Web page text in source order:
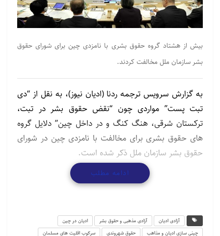
بیش از هشتاد گروه حقوق بشری با نامزدی چین برای شورای حقوق
بشر سازمان ملل مخالفت کردند.
به گزارش سرویس ترجمه ردنا (ادیان نیوز)، به نقل از “دی
تبت پست” مواردی چون “نقض حقوق بشر در تبت،
ترکستان شرقی، هنگ کنگ و در داخل چین” دلایل گروه
های حقوق بشری برای مخالفت با نامزدی چین در شورای
حقوق بشر سازمان ملل ذکر شده است.
گروه‌های ذکر شده تأکید کردند از آنجایی‌که چین خود
ناقض حقوق بشر می‌باشد، نمی‌تواند گزینه خوبی برای
وظایف توسعه و حفاظت از حقوق بشر در دنیا را به طور
ادامه مطلب
آزادی ادیان آزادی مذهبی و حقوق بشر
ادیان در چین
چینی سازی ادیان و مذاهب
حقوق شهروندی سرکوب اقلیت های مسلمان